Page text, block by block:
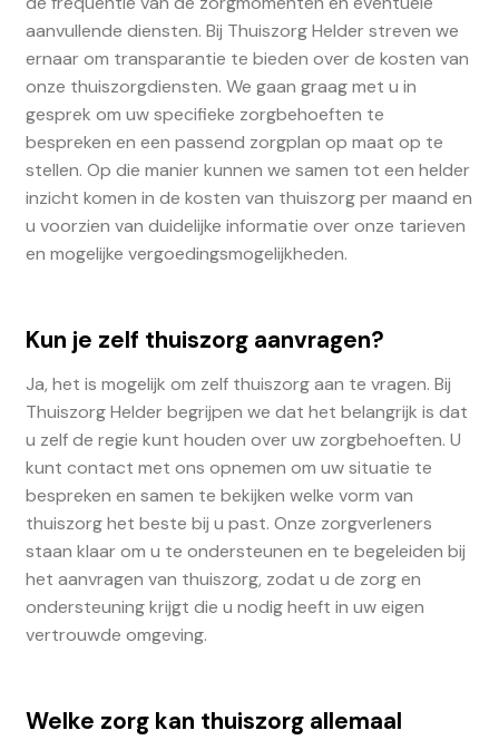
aanvullende diensten. Bij Thuiszorg Helder streven we
ernaar om transparantie te bieden over de kosten van
onze thuiszorgdiensten. We gaan graag met u in
gesprek om uw specifieke zorgbehoeften te
bespreken en een passend zorgplan op maat op te
stellen. Op die manier kunnen we samen tot een helder
inzicht komen in de kosten van thuiszorg per maand en
u voorzien van duidelijke informatie over onze tarieven
en mogelijke vergoedingsmogelijkheden.
Kun je zelf thuiszorg aanvragen?
Ja, het is mogelijk om zelf thuiszorg aan te vragen. Bij
Thuiszorg Helder begrijpen we dat het belangrijk is dat
u zelf de regie kunt houden over uw zorgbehoeften. U
kunt contact met ons opnemen om uw situatie te
bespreken en samen te bekijken welke vorm van
thuiszorg het beste bij u past. Onze zorgverleners
staan klaar om u te ondersteunen en te begeleiden bij
het aanvragen van thuiszorg, zodat u de zorg en
ondersteuning krijgt die u nodig heeft in uw eigen
vertrouwde omgeving.
Welke zorg kan thuiszorg allemaal